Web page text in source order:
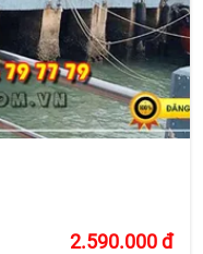
2.590.000đ